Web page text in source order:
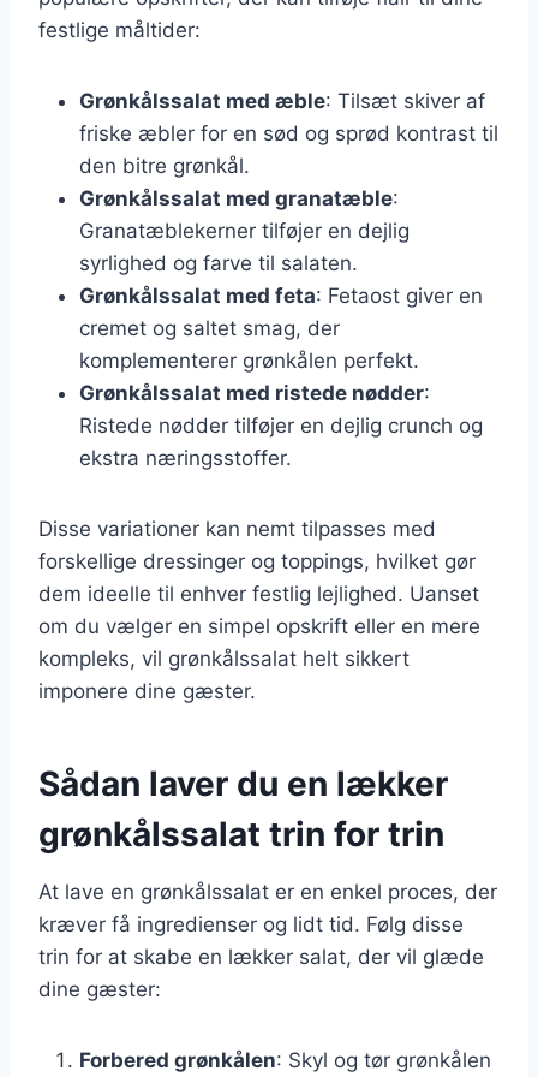
festlige måltider:
Grønkålssalat med æble: Tilsæt skiver af
friske æbler for en sød og sprød kontrast til
den bitre grønkål.
Grønkålssalat med granatæble:
Granatæblekerner tilføjer en dejlig
syrlighed og farve til salaten.
Grønkålssalat med feta: Fetaost giver en
cremet og saltet smag, der
komplementerer grønkålen perfekt.
Grønkålssalat med ristede nødder:
Ristede nødder tilføjer en dejlig crunch og
ekstra næringsstoffer.
Disse variationer kan nemt tilpasses med
forskellige dressinger og toppings, hvilket gør
dem ideelle til enhver festlig lejlighed. Uanset
om du vælger en simpel opskrift eller en mere
kompleks, vil grønkålssalat helt sikkert
imponere dine gæster.
Sådan laver du en lækker
grønkålssalat trin for trin
At lave en grønkålssalat er en enkel proces, der
kræver få ingredienser og lidt tid. Følg disse
trin for at skabe en lækker salat, der vil glæde
dine gæster:
Forbered grønkålen: Skyl og tør grønkålen